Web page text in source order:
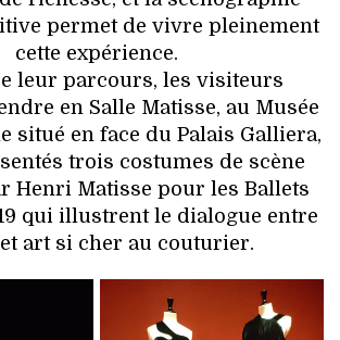
permet de vivre pleinement
cette expérience.
leur parcours, les visiteurs
en Salle Matisse, au Musée
situé en face du Palais Galliera,
trois costumes de scène
Henri Matisse pour les Ballets
qui illustrent le dialogue entre
art si cher au couturier.